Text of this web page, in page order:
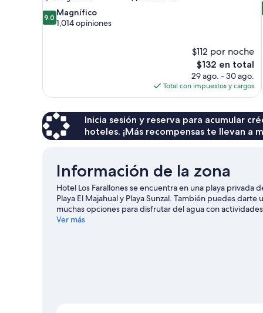
9.0
de
9.0 Magnífico
1,014 opiniones
$112 por noche
El
precio
actual
es
$132
$132 en total
29 ago. - 30 ago.
Total con impuestos y cargos
Inicia sesión y reserva para acumular
hoteles. ¡Más recompensas te llevan a
Información de la zona
Hotel Los Farallones se encuentra en una playa privada
Playa El Majahual y Playa Sunzal. También puedes darte
muchas opciones para disfrutar del agua con
Ver más